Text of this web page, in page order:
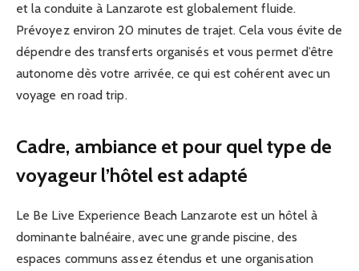
et la conduite à Lanzarote est globalement fluide.
Prévoyez environ 20 minutes de trajet. Cela vous évite de
dépendre des transferts organisés et vous permet d’être
autonome dès votre arrivée, ce qui est cohérent avec un
voyage en road trip.
Cadre, ambiance et pour quel type de
voyageur l’hôtel est adapté
Le Be Live Experience Beach Lanzarote est un hôtel à
dominante balnéaire, avec une grande piscine, des
espaces communs assez étendus et une organisation